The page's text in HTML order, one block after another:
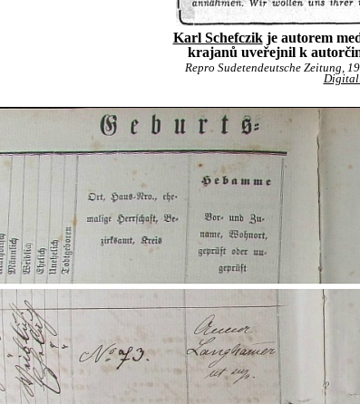
Karl Schefczikje autorem
krajanů uveřejnil k
Repro Sudetendeutsche Zeitung,